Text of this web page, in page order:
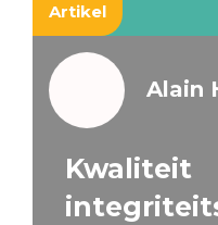
Artikel
Alain
Kwaliteit